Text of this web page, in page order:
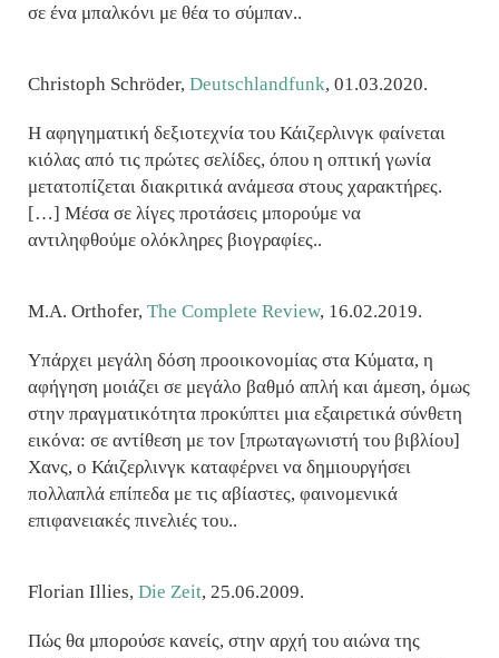
σε ένα μπαλκόνι με θέα το σύμπαν..
Christoph Schröder, Deutschlandfunk, 01.03.2020.
H αφηγηματική δεξιοτεχνία του Κάιζερλινγκ φαίνεται
κιόλας από τις πρώτες σελίδες, όπου η οπτική γωνία
μετατοπίζεται διακριτικά ανάμεσα στους χαρακτήρες.
[…] Μέσα σε λίγες προτάσεις μπορούμε να
αντιληφθούμε ολόκληρες βιογραφίες..
M.A. Orthofer, The Complete Review, 16.02.2019.
Υπάρχει μεγάλη δόση προοικονομίας στα Κύματα, η
αφήγηση μοιάζει σε μεγάλο βαθμό απλή και άμεση, όμως
στην πραγματικότητα προκύπτει μια εξαιρετικά σύνθετη
εικόνα: σε αντίθεση με τον [πρωταγωνιστή του βιβλίου]
Χανς, ο Κάιζερλινγκ καταφέρνει να δημιουργήσει
πολλαπλά επίπεδα με τις αβίαστες, φαινομενικά
επιφανειακές πινελιές του..
Florian Illies, Die Zeit, 25.06.2009.
Πώς θα μπορούσε κανείς, στην αρχή του αιώνα της